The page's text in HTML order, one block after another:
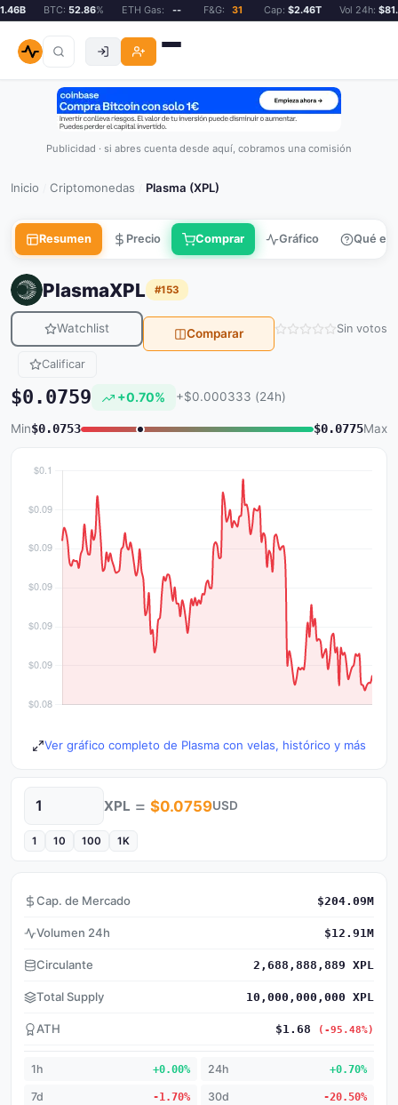
BTC:52.86% ETH Gas: -- F&G: 31 Cap:$2.46T Vol 24h:
Publicidad · si abres cuenta desde aquí, cobramos una comisión
Inicio Criptomonedas Plasma (XPL)
Resumen Precio Comprar Gráfico Qué es
PlasmaXPL #153
Watchlist Comparar Sin votos
Calificar
$0.0759 +0.70% +$0.000333 (24h)
Min$0.0753 $0.0775Max
Ver gráfico completo de Plasma con velas, histórico y más
Cantidad XPL = $0.0759USD
1 10 100 1K
Cap. de Mercado $204.09M
Volumen 24h $12.91M
Circulante 2,688,888,889 XPL
Total Supply 10,000,000,000 XPL
ATH $1.68 (-95.48%)
1h +0.00% 24h +0.70%
7d -1.70% 30d -20.50%